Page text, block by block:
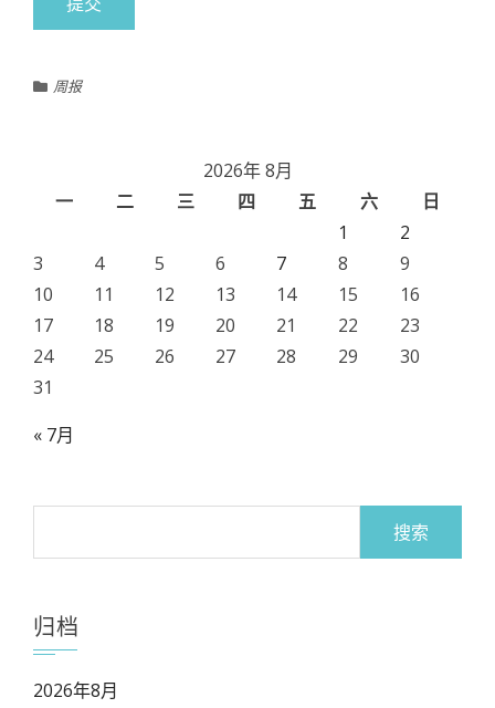
周报
2026年 8月
一
二 三 四 五 六
日
1
2
3
4 5 6 7 8
9
10
11 12 13 14 15
16
17
18 19 20 21 22
23
24
25 26 27 28 29
30
31
« 7月
归档
2026年8月